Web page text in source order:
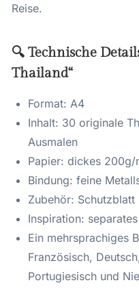
Reise.
🔍 Technische
Thailand“
Format: A4
Inhalt: 30 originale
Ausmalen
Papier: dickes 200g/
Bindung: feine
Zubehör: Schutzblatt
Inspiration:
Ein mehrsprachiges
Französisch,
Portugiesisch und